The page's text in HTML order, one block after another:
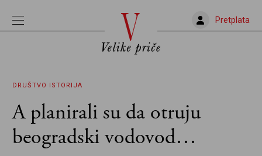
Pretplata
DRUŠTVO ISTORIJA
A planirali su da otruju
beogradski vodovod…